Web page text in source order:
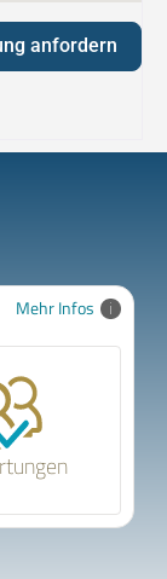
anfordern
Mehr Infos